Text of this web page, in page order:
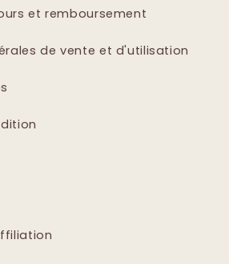
et remboursement
de vente et d'utilisation